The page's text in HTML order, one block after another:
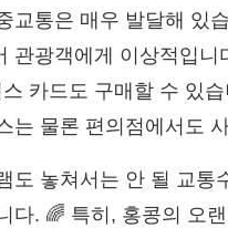
교통은 매우 발달해 있
관광객에게 이상적입
카드도 구매할 수 있
는 물론 편의점에서도
도 놓쳐서는 안 될 교
다. 🌈 특히, 홍콩의 오